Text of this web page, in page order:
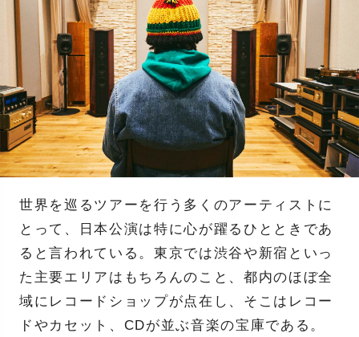
世界を巡るツアーを行う多くのアーティストに
とって、日本公演は特に心が躍るひとときであ
ると言われている。東京では渋谷や新宿といっ
た主要エリアはもちろんのこと、都内のほぼ全
域にレコードショップが点在し、そこはレコー
ドやカセット、CDが並ぶ音楽の宝庫である。